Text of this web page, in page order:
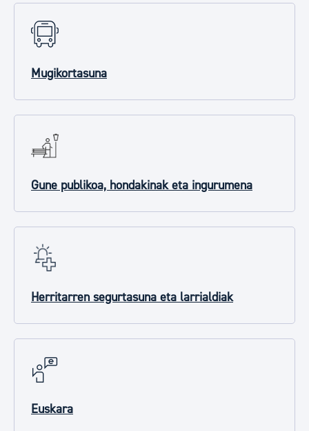
Mugikortasuna
Gune publikoa, hondakinak eta ingurumena
Herritarren segurtasuna eta larrialdiak
Euskara